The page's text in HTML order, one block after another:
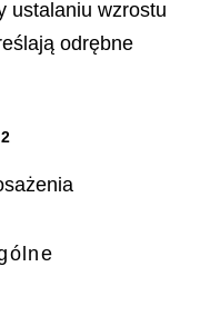
ustalaniu wzrostu
odrębne